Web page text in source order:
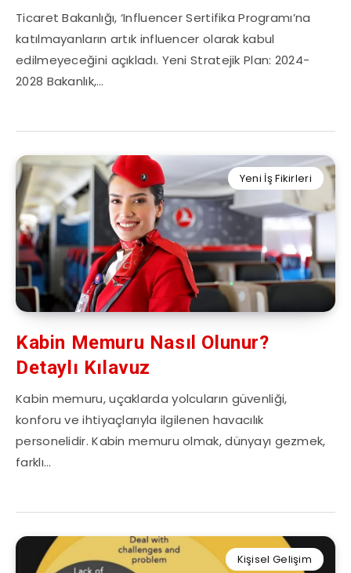
Ticaret Bakanlığı, ‘Influencer Sertifika Programı’na
katılmayanların artık influencer olarak kabul
edilmeyeceğini açıkladı. Yeni Stratejik Plan: 2024-
2028 Bakanlık,…
Yeni İş Fikirleri
Kabin Memuru Nasıl Olunur?
Detaylı Kılavuz
Kabin memuru, uçaklarda yolcuların güvenliği,
konforu ve ihtiyaçlarıyla ilgilenen havacılık
personelidir. Kabin memuru olmak, dünyayı gezmek,
farklı…
Kişisel Gelişim